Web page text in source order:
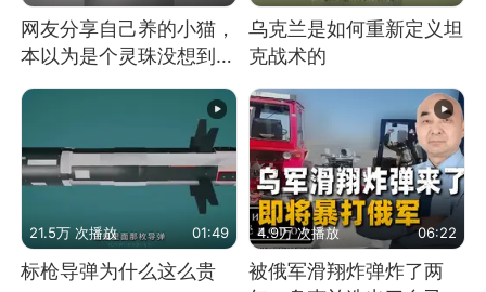
网友分享自己养的小猫，
本以为是个灵珠没想到是
魔丸
乌克兰是如何重新定义坦
克战术的
21.5万 次播放 01:49
标枪导弹为什么这么贵
4.9万 次播放 06:22
被俄军滑翔炸弹炸了两